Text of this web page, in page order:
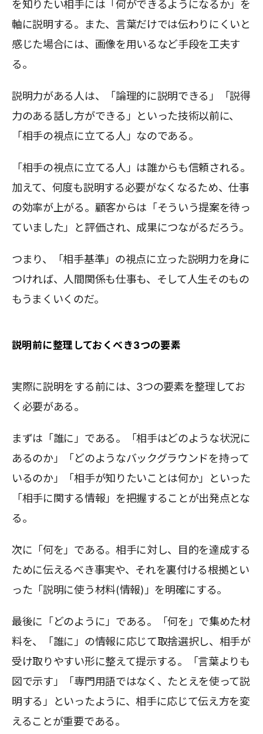
を知りたい相手には「何ができるようになるか」を
軸に説明する。また、言葉だけでは伝わりにくいと
感じた場合には、画像を用いるなど手段を工夫す
る。
説明力がある人は、「論理的に説明できる」「説得
力のある話し方ができる」といった技術以前に、
「相手の視点に立てる人」なのである。
「相手の視点に立てる人」は誰からも信頼される。
加えて、何度も説明する必要がなくなるため、仕事
の効率が上がる。顧客からは「そういう提案を待っ
ていました」と評価され、成果につながるだろう。
つまり、「相手基準」の視点に立った説明力を身に
つければ、人間関係も仕事も、そして人生そのもの
もうまくいくのだ。
説明前に整理しておくべき3つの要素
実際に説明をする前には、3つの要素を整理してお
く必要がある。
まずは「誰に」である。「相手はどのような状況に
あるのか」「どのようなバックグラウンドを持って
いるのか」「相手が知りたいことは何か」といった
「相手に関する情報」を把握することが出発点とな
る。
次に「何を」である。相手に対し、目的を達成する
ために伝えるべき事実や、それを裏付ける根拠とい
った「説明に使う材料(情報)」を明確にする。
最後に「どのように」である。「何を」で集めた材
料を、「誰に」の情報に応じて取捨選択し、相手が
受け取りやすい形に整えて提示する。「言葉よりも
図で示す」「専門用語ではなく、たとえを使って説
明する」といったように、相手に応じて伝え方を変
えることが重要である。